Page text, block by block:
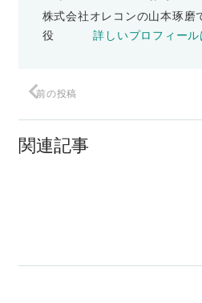
株式会社オレコンの山本琢磨
役詳しいプロフィール
前の投稿
関連記事